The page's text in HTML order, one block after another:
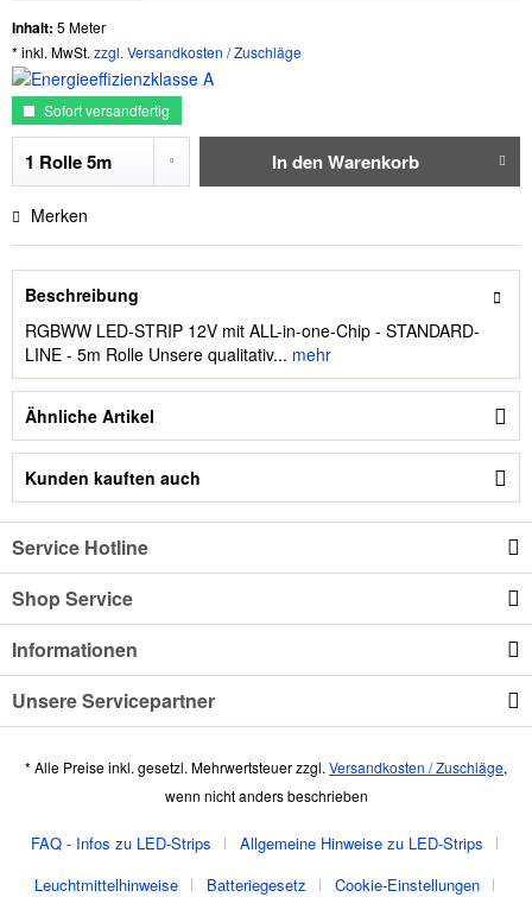
Inhalt: 5 Meter
* inkl. MwSt. zzgl. Versandkosten / Zuschläge
Sofort versandfertig
In denWarenkorb
Merken
Beschreibung
RGBWW LED-STRIP 12V mit ALL-in-one-Chip - STANDARD-
LINE - 5m Rolle Unsere qualitativ... mehr
Ähnliche Artikel
Kunden kauften auch
Service Hotline
Shop Service
Informationen
Unsere Servicepartner
* Alle Preise inkl. gesetzl. Mehrwertsteuer zzgl. Versandkosten / Zuschläge,
wenn nicht anders beschrieben
FAQ - Infos zu LED-Strips
Allgemeine Hinweise zu LED-Strips
Leuchtmittelhinweise
Batteriegesetz
Cookie-Einstellungen